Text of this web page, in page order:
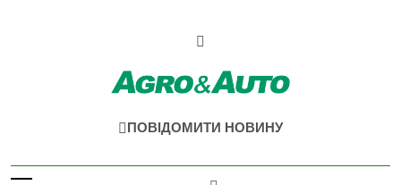
Agro & Auto
ПОВІДОМИТИ НОВИНУ